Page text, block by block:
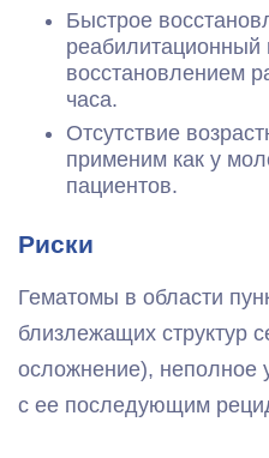
Быстрое
восстановлением
часа.
Отсутствие
применим как у
пациентов.
Риски
Гематомы в области
близлежащих структур
осложнение), неполное
с ее последующим